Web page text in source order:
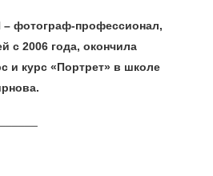
– фотограф-профессионал,
с 2006 года, окончила
и курс «Портрет» в школе